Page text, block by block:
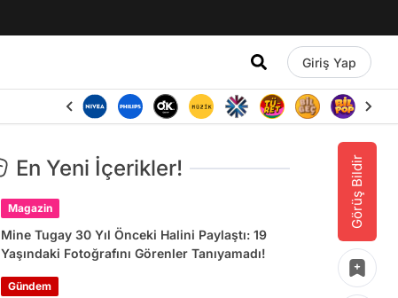
Giriş Yap
Görüş Bildir
En Yeni İçerikler!
Magazin
Mine Tugay 30 Yıl Önceki Halini Paylaştı: 19
Yaşındaki Fotoğrafını Görenler Tanıyamadı!
Gündem